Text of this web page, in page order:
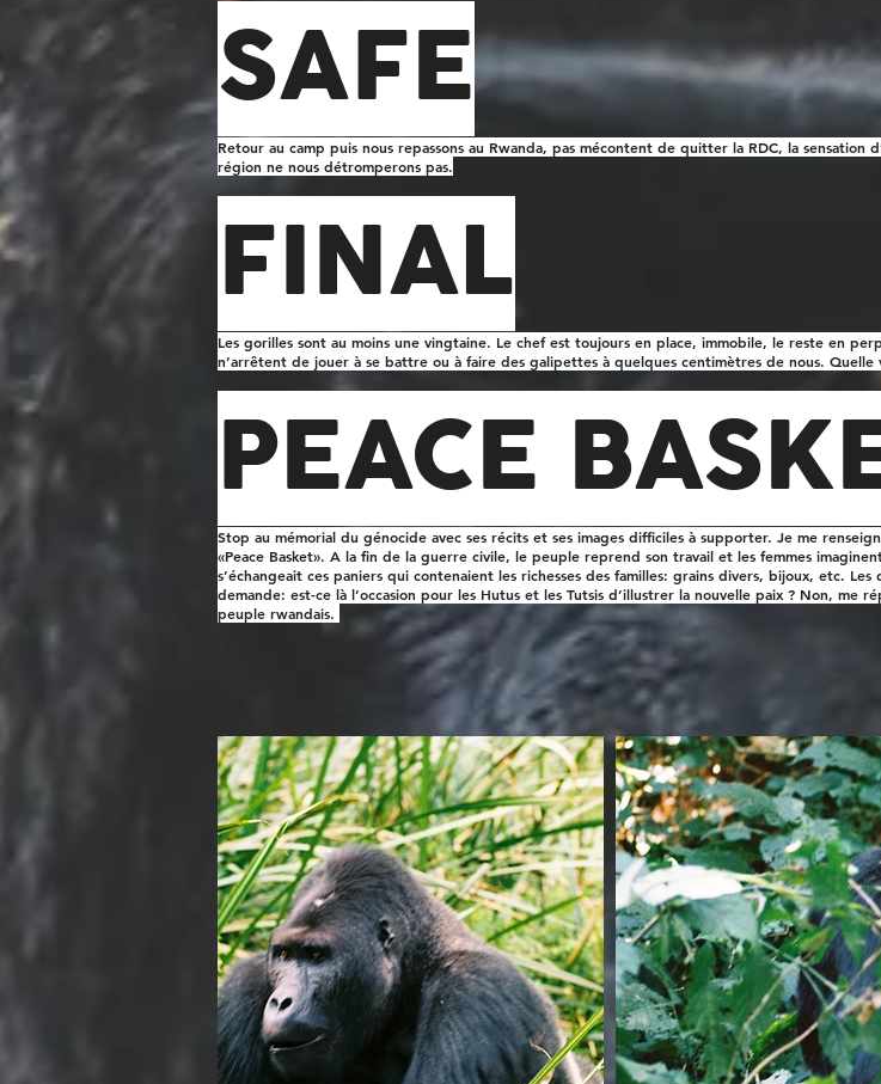
SAFE
Retour au camp puis nous repassons au Rwanda, pas mécontent de quitter la RDC, la
région ne nous détromperons pas.
FINAL
Les gorilles sont au moins une vingtaine. Le chef est toujours en place, immobile, le reste en
n’arrêtent de jouer à se battre ou à faire des galipettes à quelques centimètres de nous. Quelle
PEACE
Stop au mémorial du génocide avec ses récits et ses images difficiles à supporter. Je me
«Peace Basket». A la fin de la guerre civile, le peuple reprend son travail et les femmes
s’échangeait ces paniers qui contenaient les richesses des familles: grains divers, bijoux, etc.
demande: est-ce là l’occasion pour les Hutus et les Tutsis d’illustrer la nouvelle paix ? Non, me
peuple rwandais.